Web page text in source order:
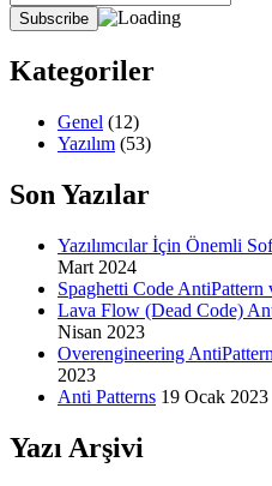
Kategoriler
Genel (12)
Yazılım (53)
Son Yazılar
Yazılımcılar İçin Önemli
Mart 2024
Spaghetti Code AntiPattern
Lava Flow (Dead Code)
Nisan 2023
Overengineering
2023
Anti Patterns 19 Ocak 2023
Yazı Arşivi